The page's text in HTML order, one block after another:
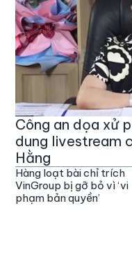
Công an dọa xử
dung livestream
Hằng
Hàng loạt bài chỉ trích
VinGroup bị gỡ bỏ vì ‘vi
phạm bản quyền’